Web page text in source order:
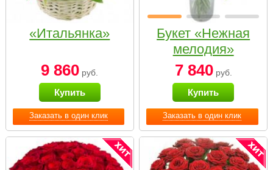
Заказать в один клик
«Итальянка»
9 860 руб.
Купить
Заказать в один клик
Букет «Нежная
мелодия»
7 840руб.
Купить